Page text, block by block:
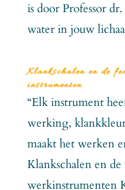
is door Professor
water in jouw
Klankschalen en de
instrumenten
“Elk instrument
werking,
maakt het werken
Klankschalen en
werkinstrumenten